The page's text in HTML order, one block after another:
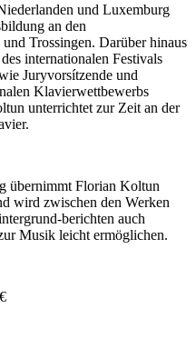
und Luxemburg
an den
Trossingen. Darüber hinaus
internationalen Festivals
Juryvorsítzende und
Klavierwettbewerbs
unterrichtet zur Zeit an der
übernimmt Florian Koltun
wird zwischen den Werken
berichten auch
Musik leicht ermöglichen.